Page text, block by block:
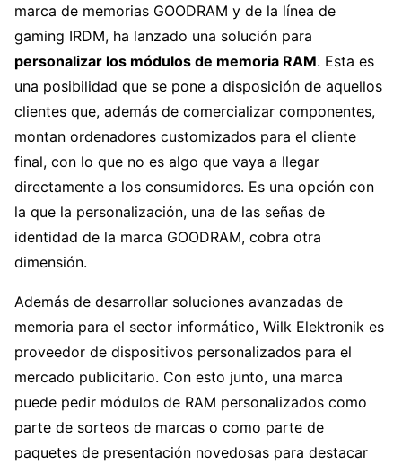
marca de memorias GOODRAM y de la línea de
gaming IRDM, ha lanzado una solución para
personalizar los módulos de memoria RAM. Esta es
una posibilidad que se pone a disposición de aquellos
clientes que, además de comercializar componentes,
montan ordenadores customizados para el cliente
final, con lo que no es algo que vaya a llegar
directamente a los consumidores. Es una opción con
la que la personalización, una de las señas de
identidad de la marca GOODRAM, cobra otra
dimensión.
Además de desarrollar soluciones avanzadas de
memoria para el sector informático, Wilk Elektronik es
proveedor de dispositivos personalizados para el
mercado publicitario. Con esto junto, una marca
puede pedir módulos de RAM personalizados como
parte de sorteos de marcas o como parte de
paquetes de presentación novedosas para destacar